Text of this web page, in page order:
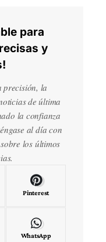
para
y
precisión, la
de última
la confianza
al día con
los últimos
Pinterest
WhatsApp